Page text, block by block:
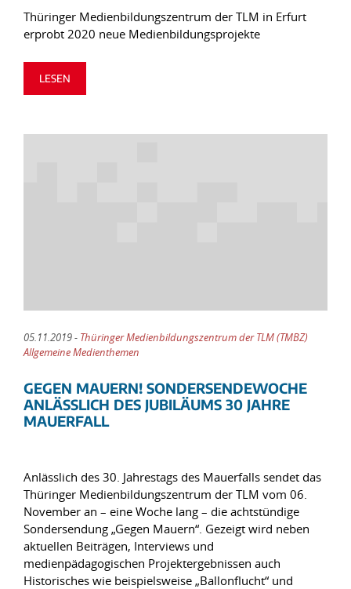
Thüringer Medienbildungszentrum der TLM in Erfurt
erprobt 2020 neue Medienbildungsprojekte
LESEN
05.11.2019 - Thüringer Medienbildungszentrum der TLM (TMBZ)
Allgemeine Medienthemen
GEGEN MAUERN! SONDERSENDEWOCHE
ANLÄSSLICH DES JUBILÄUMS 30 JAHRE
MAUERFALL
Anlässlich des 30. Jahrestags des Mauerfalls sendet das
Thüringer Medienbildungszentrum der TLM vom 06.
November an – eine Woche lang – die achtstündige
Sondersendung „Gegen Mauern“. Gezeigt wird neben
aktuellen Beiträgen, Interviews und
medienpädagogischen Projektergebnissen auch
Historisches wie beispielsweise „Ballonflucht“ und